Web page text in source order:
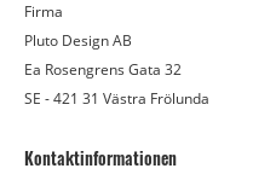
Firma
Pluto Design AB
Ea Rosengrens Gata 32
SE - 421 31 Västra Frölunda
Kontaktinformationen